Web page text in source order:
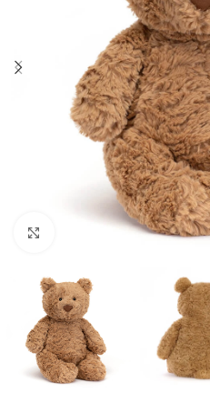
Click to enlarge